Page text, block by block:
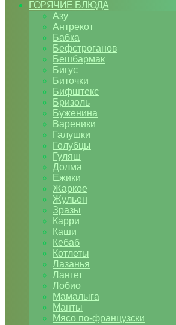
ГОРЯЧИЕ БЛЮДА
Азу
Антрекот
Бабка
Бефстроганов
Бешбармак
Бигус
Биточки
Бифштекс
Бризоль
Буженина
Вареники
Галушки
Голубцы
Гуляш
Долма
Ежики
Жаркое
Жульен
Зразы
Карри
Каши
Кебаб
Котлеты
Лазанья
Лангет
Лобио
Мамалыга
Манты
Мясо по-французски